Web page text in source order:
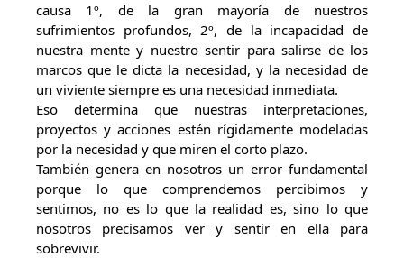
causa 1º, de la gran mayoría de nuestros
sufrimientos profundos, 2º, de la incapacidad de
nuestra mente y nuestro sentir para salirse de los
marcos que le dicta la necesidad, y la necesidad de
un viviente siempre es una necesidad inmediata.
Eso determina que nuestras interpretaciones,
proyectos y acciones estén rígidamente modeladas
por la necesidad y que miren el corto plazo.
También genera en nosotros un error fundamental
porque lo que comprendemos percibimos y
sentimos, no es lo que la realidad es, sino lo que
nosotros precisamos ver y sentir en ella para
sobrevivir.